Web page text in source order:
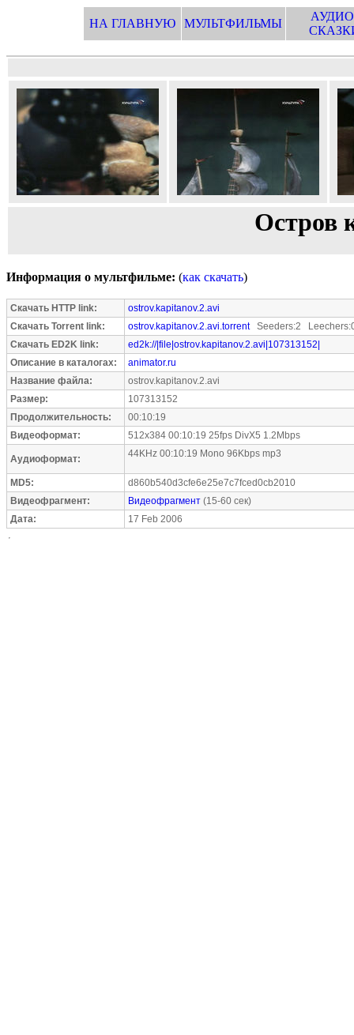
НА ГЛАВНУЮ МУЛЬТФИЛЬМЫ
Остров
Информация о мультфильме: (как скачать)
Скачать HTTP link:
ostrov.kapitanov.2.avi
Скачать Torrent link:
ostrov.kapitanov.2.avi.torrentSeeders:2
Скачать ED2K link:
ed2k://|file|ostrov.kapitanov.2.avi|107313152|
Описание в каталогах:
animator.ru
Название файла:
ostrov.kapitanov.2.avi
Размер:
107313152
Продолжительность:
00:10:19
Видеоформат:
512x384 00:10:19 25fps DivX5 1.2Mbps
Аудиоформат: 44KHz 00:10:19 Mono 96Kbps mp3
MD5:
d860b540d3cfe6e25e7c7fced0cb2010
Видеофрагмент:
Видеофрагмент (15-60 сек)
Дата:
17 Feb 2006